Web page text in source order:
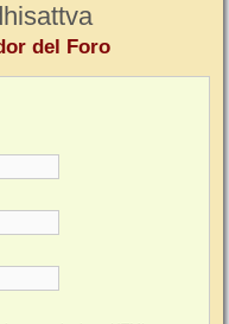
r
del Foro